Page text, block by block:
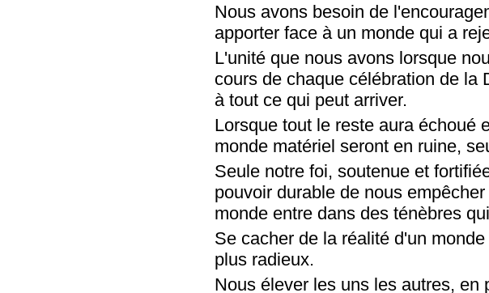
Nous avons besoin de
apporter face à un monde qui a
L'unité que nous avons lorsque
cours de chaque célébration de la
à tout ce qui peut arriver.
Lorsque tout le reste aura échoué
monde matériel seront en ruine,
Seule notre foi, soutenue et
pouvoir durable de nous
monde entre dans des ténèbres
Se cacher de la réalité d'un
plus radieux.
Nous élever les uns les autres, en